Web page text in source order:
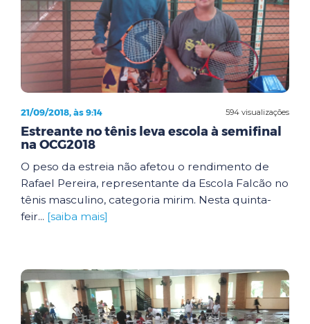
594 visualizações
21/09/2018, às 9:14
Estreante no tênis leva escola à semifinal
na OCG2018
O peso da estreia não afetou o rendimento de
Rafael Pereira, representante da Escola Falcão no
tênis masculino, categoria mirim. Nesta quinta-
feir... [saiba mais]